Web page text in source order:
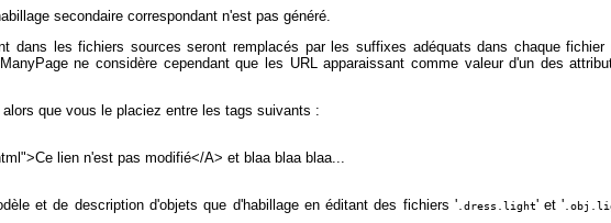
secondaire correspondant n'est pas généré.
dans les fichiers sources seront remplacés par les suffixes adéquats dans chaque
ne considère cependant que les URL apparaissant comme valeur d'un des
que vous le placiez entre les tags suivants :
lien n'est pas modifié</A> et blaa blaa blaa...
et de description d'objets que d'habillage en éditant des fichiers '.dress.light' et '